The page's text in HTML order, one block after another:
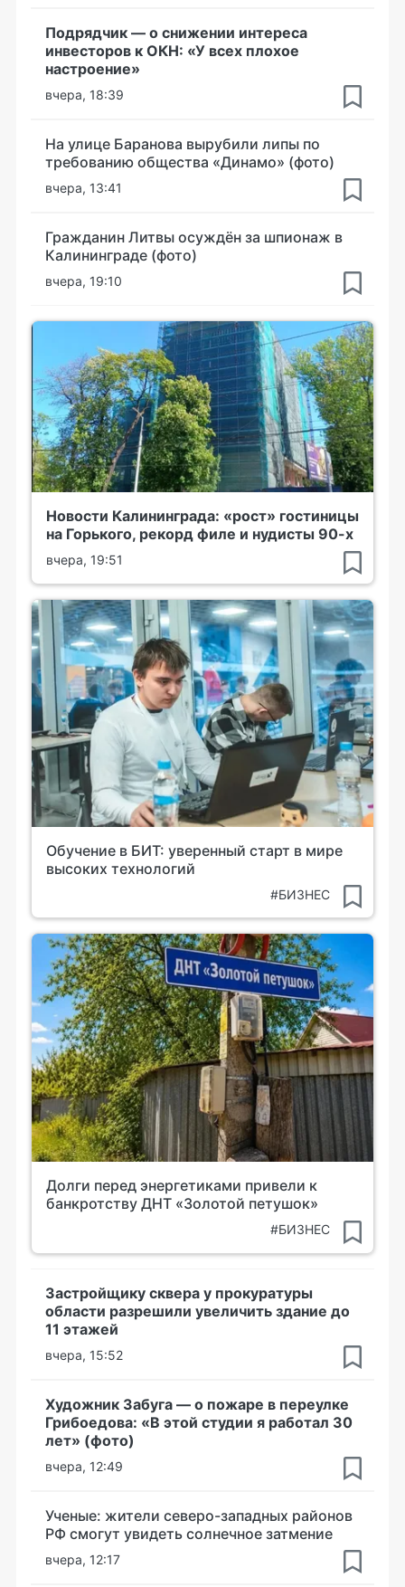
Подрядчик — о снижении интереса
инвесторов к ОКН: «У всех плохое
настроение»
вчера, 18:39
На улице Баранова вырубили липы по
требованию общества «Динамо» (фото)
вчера, 13:41
Гражданин Литвы осуждён за шпионаж в
Калининграде (фото)
вчера, 19:10
Новости Калининграда: «рост» гостиницы
на Горького, рекорд филе и нудисты 90-х
вчера, 19:51
Обучение в БИТ: уверенный старт в мире
высоких технологий
#БИЗНЕС
Долги перед энергетиками привели к
банкротству ДНТ «Золотой петушок»
#БИЗНЕС
Застройщику сквера у прокуратуры
области разрешили увеличить здание до
11 этажей
вчера, 15:52
Художник Забуга — о пожаре в переулке
Грибоедова: «В этой студии я работал 30
лет» (фото)
вчера, 12:49
Ученые: жители северо-западных районов
РФ смогут увидеть солнечное затмение
вчера, 12:17